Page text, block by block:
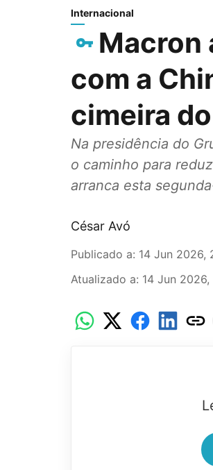
Internacional
Macron
com a
cimeira
Na presidência do
o caminho para
arranca esta
César Avó
Publicado a: 14 Jun 2026,
Atualizado a: 14 Jun 2026,